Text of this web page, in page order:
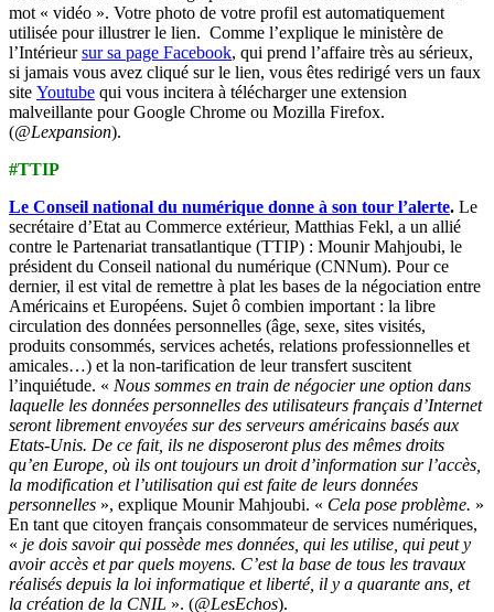
mot « vidéo ». Votre photo de votre profil est automatiquement
utilisée pour illustrer le lien. Comme l’explique le ministère de
l’Intérieursur sa page Facebook, qui prend l’affaire très au sérieux,
si jamais vous avez cliqué sur le lien, vous êtes redirigé vers un faux
site Youtube qui vous incitera à télécharger une extension
malveillante pour Google Chrome ou Mozilla Firefox.
(@Lexpansion).
#TTIP
Le Conseil national du numérique donne à son tour l’alerte. Le
secrétaire d’Etat au Commerce extérieur, Matthias Fekl, a un allié
contre le Partenariat transatlantique (TTIP) : Mounir Mahjoubi, le
président du Conseil national du numérique (CNNum). Pour ce
dernier, il est vital de remettre à plat les bases de la négociation entre
Américains et Européens. Sujet ô combien important : la libre
circulation des données personnelles (âge, sexe, sites visités,
produits consommés, services achetés, relations professionnelles et
amicales…) et la non-tarification de leur transfert suscitent
l’inquiétude. « Nous sommes en train de négocier une option dans
laquelle les données personnelles des utilisateurs français d’Internet
seront librement envoyées sur des serveurs américains basés aux
Etats-Unis. De ce fait, ils ne disposeront plus des mêmes droits
qu’en Europe, où ils ont toujours un droit d’information sur l’accès,
la modification et l’utilisation qui est faite de leurs données
personnelles », explique Mounir Mahjoubi. « Cela pose problème. »
En tant que citoyen français consommateur de services numériques,
« je dois savoir qui possède mes données, qui les utilise, qui peut y
avoir accès et par quels moyens. C’est la base de tous les travaux
réalisés depuis la loi informatique et liberté, il y a quarante ans, et
la création de la CNIL ». (@LesEchos).